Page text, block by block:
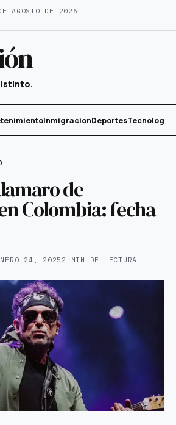
AGOSTO DE 2026
InmigracionDeportesTecnología
de
Colombia: fecha
24, 2025 2 MIN DE LECTURA